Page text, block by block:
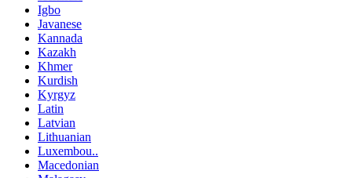
Igbo
Javanese
Kannada
Kazakh
Khmer
Kurdish
Kyrgyz
Latin
Latvian
Lithuanian
Luxembou..
Macedonian